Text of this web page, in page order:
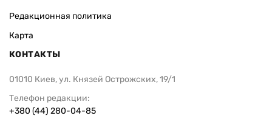
Редакционная политика
Карта
КОНТАКТЫ
01010 Киев, ул. Князей Острожских, 19/1
Телефон редакции:
+380 (44) 280-04-85